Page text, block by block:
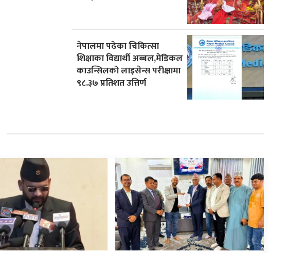
नेपालमा पढेका चिकित्सा
शिक्षाका विद्यार्थी अब्बल,मेडिकल
काउन्सिलको लाइसेन्स परीक्षामा
९८.३७ प्रतिशत उत्तिर्ण